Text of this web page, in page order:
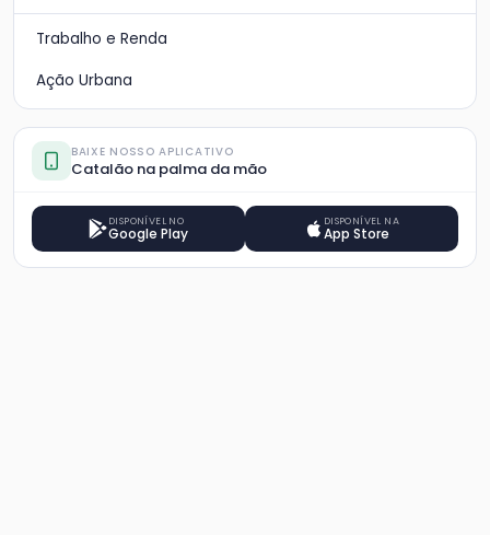
Trabalho e Renda
Ação Urbana
BAIXE NOSSO APLICATIVO
Catalão na palma da mão
DISPONÍVEL NO
Google Play
DISPONÍVEL NA
App Store